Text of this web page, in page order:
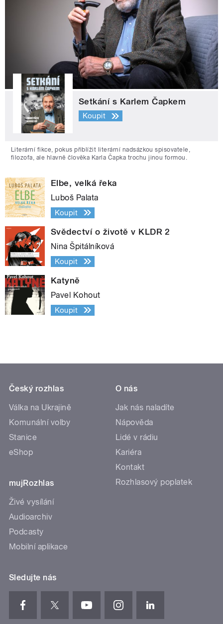
Setkání s Karlem Čapkem
Koupit
Literární fikce, pokus přiblížit literární nadsázkou spisovatele,
filozofa, ale hlavně člověka Karla Čapka trochu jinou formou.
Elbe, velká řeka
Luboš Palata
Koupit
Svědectví o životě v KLDR 2
Nina Špitálníková
Koupit
Katyně
Pavel Kohout
Koupit
Český rozhlas
Válka na Ukrajině
Komunální volby
Stanice
eShop
mujRozhlas
Živé vysílání
Audioarchiv
Podcasty
Mobilní aplikace
O nás
Jak nás naladíte
Nápověda
Lidé v rádiu
Kariéra
Kontakt
Rozhlasový poplatek
Sledujte nás